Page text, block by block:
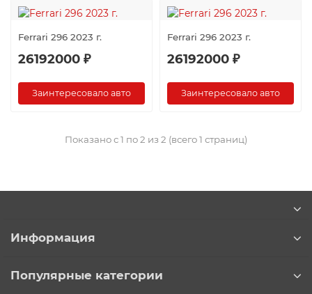
Ferrari 296 2023 г.
26192000 ₽
Заинтересовало авто
Ferrari 296 2023 г.
26192000 ₽
Заинтересовало авто
Показано с 1 по 2 из 2 (всего 1 страниц)
Информация
Популярные категории